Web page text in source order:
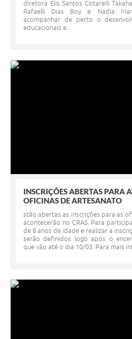
diretora Elis Santos Cotarelli
Rafaelli Dias Boy e Nadia
acompanhar de perto o
educacionais e...
INSCRIÇÕES ABERTAS PARA
OFICINAS DE ARTESANATO
stão abertas as inscrições para as
acontecerão no CRAS. Para
de 8 anos de idade e realizar a
serão definidos logo após o
que vão até o dia 10/03. Para mais